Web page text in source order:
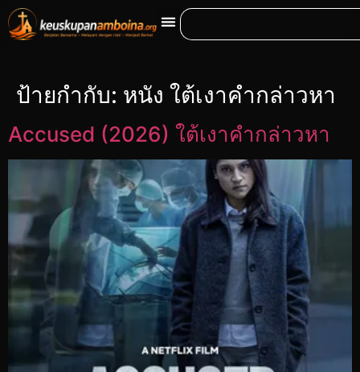
ป้ายกำกับ: หนัง ใต้เงาคำกล่าวหา
Accused (2026) ใต้เงาคำกล่าวหา